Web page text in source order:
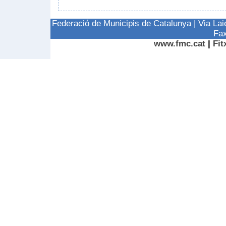
Federació de Municipis de Catalunya | Via
www.fmc.cat |